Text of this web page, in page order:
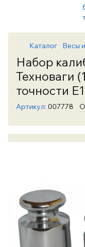
Каталог Весы
Набор
Техноваги
точности
Артикул: 007778